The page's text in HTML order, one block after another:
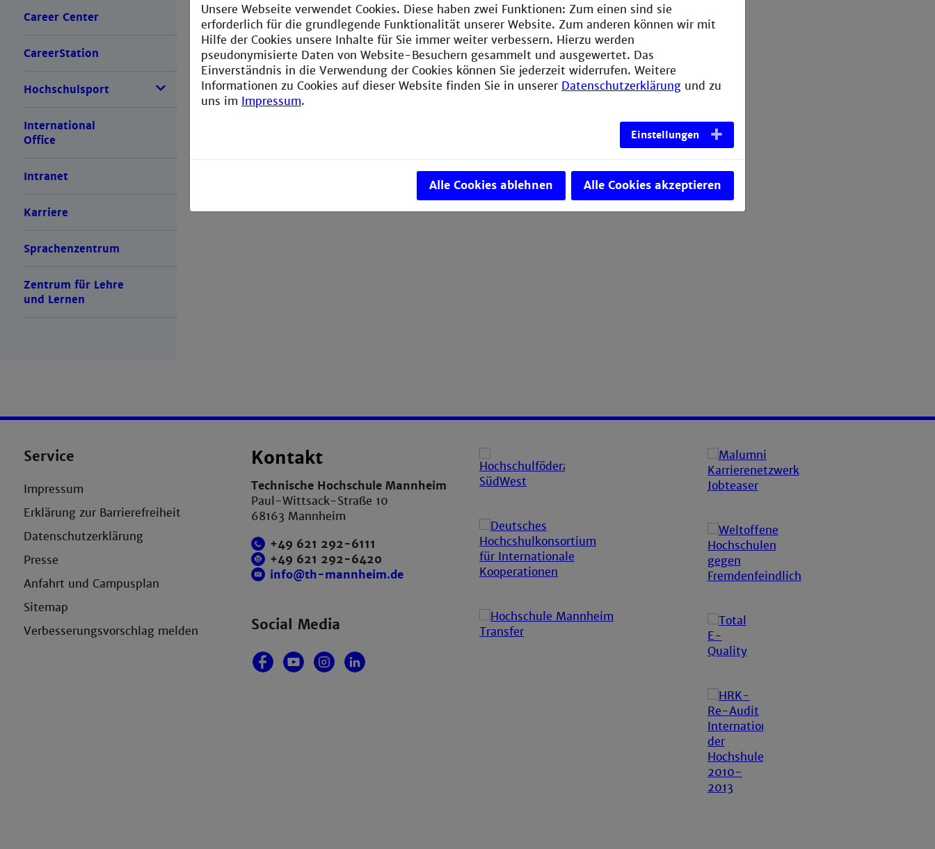
Career Center
CareerStation
Hochschulsport
International
Office
Intranet
Karriere
Sprachenzentrum
Zentrum für Lehre
und Lernen
Für sonstige Einzelveranstaltungen, Seminare, krankheitsbedingte
Nachholstunden oder Verlegungen aufgrund von Feiertagen werden Tagestermine
vergeben.
Die aktuellen Tagestermine dazu finden Sie hier:
Tagestermine aktuell
Service
Impressum
Erklärung zur Barrierefreiheit
Datenschutzerklärung
Presse
Anfahrt und Campusplan
Sitemap
Verbesserungsvorschlag melden
Kontakt
Technische Hochschule Mannheim
Paul-Wittsack-Straße 10
68163 Mannheim
+49 621 292-6111
+49 621 292-6420
info@th-mannheim.de
Social Media
Unsere Webseite verwendet Cookies. Diese haben zwei Funktionen: Zum einen sind sie
erforderlich für die grundlegende Funktionalität unserer Website. Zum anderen können wir mit
Hilfe der Cookies unsere Inhalte für Sie immer weiter verbessern. Hierzu werden
pseudonymisierte Daten von Website-Besuchern gesammelt und ausgewertet. Das
Einverständnis in die Verwendung der Cookies können Sie jederzeit widerrufen. Weitere
Informationen zu Cookies auf dieser Website finden Sie in unserer Datenschutzerklärung und zu
uns im Impressum.
Einstellungen
Alle Cookies ablehnen Alle Cookies akzeptieren